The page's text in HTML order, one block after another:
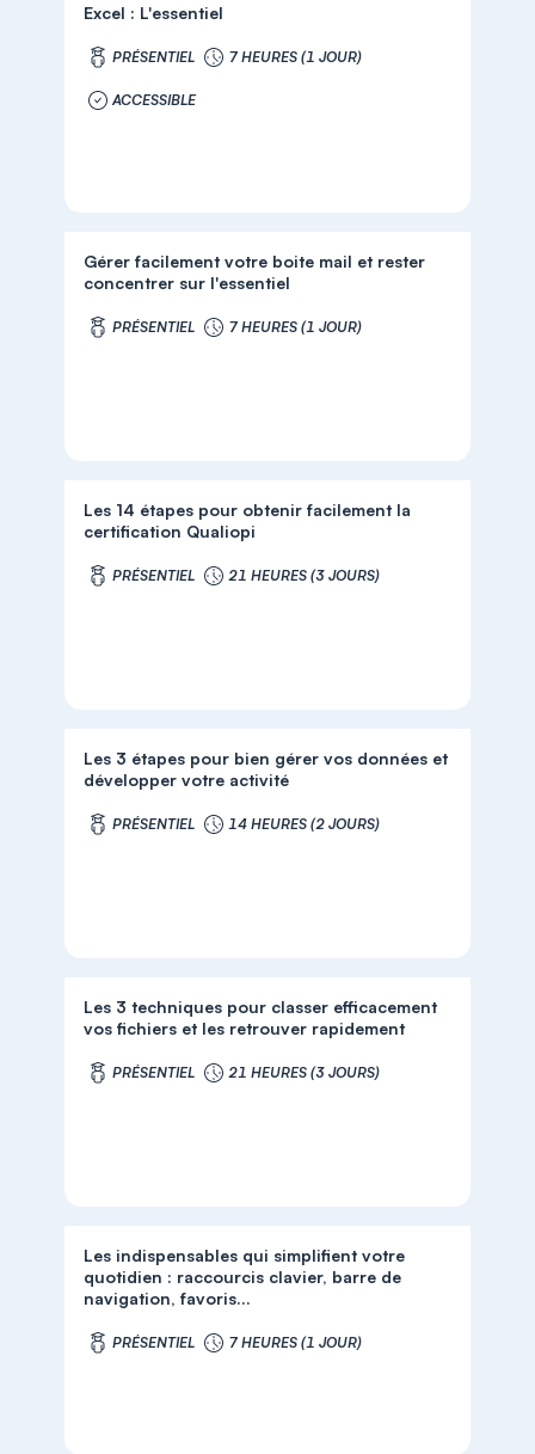
Excel : L'essentiel
PRÉSENTIEL 7 HEURES (1 JOUR)
ACCESSIBLE
Gérer facilement votre boite mail et rester
concentrer sur l'essentiel
PRÉSENTIEL 7 HEURES (1 JOUR)
Les 14 étapes pour obtenir facilement la
certification Qualiopi
PRÉSENTIEL 21 HEURES (3 JOURS)
Les 3 étapes pour bien gérer vos données et
développer votre activité
PRÉSENTIEL 14 HEURES (2 JOURS)
Les 3 techniques pour classer efficacement
vos fichiers et les retrouver rapidement
PRÉSENTIEL 21 HEURES (3 JOURS)
Les indispensables qui simplifient votre
quotidien : raccourcis clavier, barre de
navigation, favoris...
PRÉSENTIEL 7 HEURES (1 JOUR)